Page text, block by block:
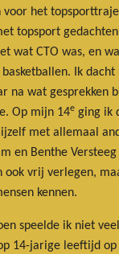
het
topsport
wat CTO was, en
Ik
na wat gesprekken
Op mijn 14e ging ik
met allemaal
en Benthe
ook vrij verlegen,
kennen.
speelde ik niet
14-jarige leeftijd